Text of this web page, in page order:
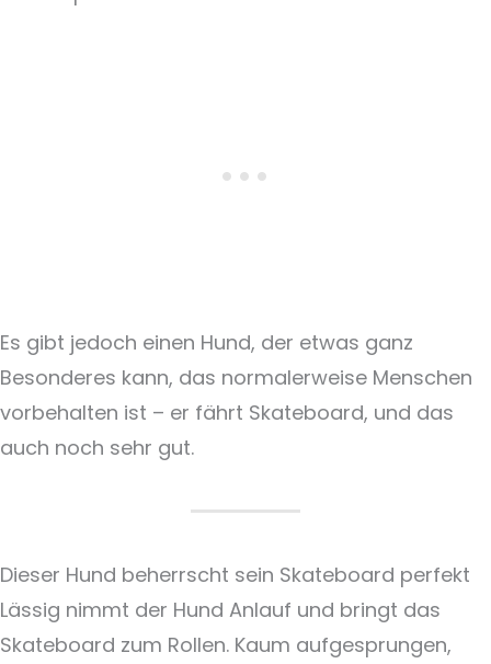
Es gibt jedoch einen Hund, der etwas ganz
Besonderes kann, das normalerweise Menschen
vorbehalten ist – er fährt Skateboard, und das
auch noch sehr gut.
Dieser Hund beherrscht sein Skateboard perfekt
Lässig nimmt der Hund Anlauf und bringt das
Skateboard zum Rollen. Kaum aufgesprungen,